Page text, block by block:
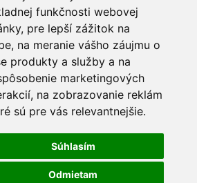
funkčnosti webovej
, pre lepší zážitok na
, na meranie vášho záujmu o
produkty a služby a na
marketingových
, na zobrazovanie reklám
sú pre vás relevantnejšie.
Súhlasím
Odmietam